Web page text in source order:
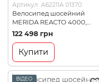
Артикул: A62211A 01370
Велосипед шосейний
MERIDA REACTO 4000,
GLOSSY RED/MATT BLACK,
XXS (A62211A 01370)
122 498 грн
Купити
ВІДЕО